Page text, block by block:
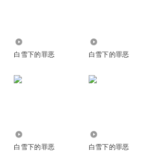
白雪下的罪恶 白雪下的罪恶
白雪下的罪恶 白雪下的罪恶